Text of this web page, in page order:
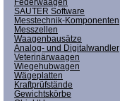
SAUTER Software
Messtechnik-Komponenten
Messzellen
Waagenbausätze
Analog- und Digitalwandler
Veterinärwaagen
Wiegehubwagen
Wägeplatten
Kraftprüfstände
Gewichtskörbe